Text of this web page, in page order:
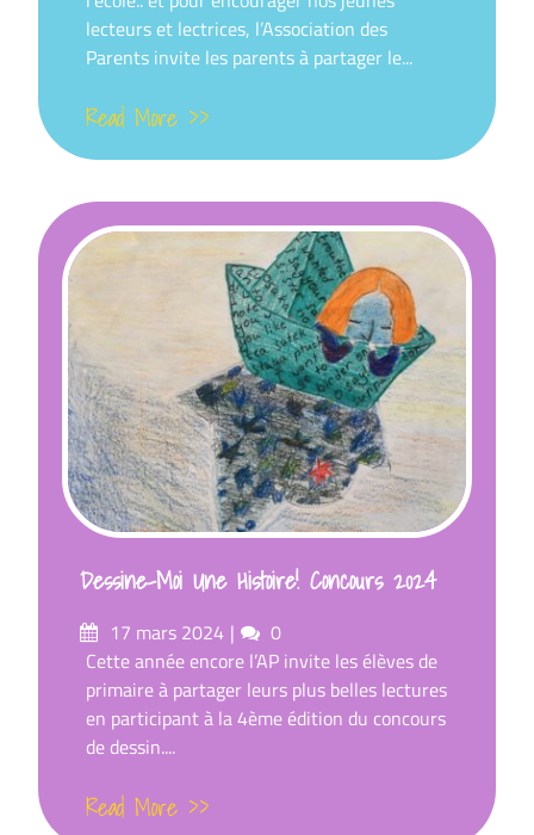
lecteurs et lectrices, l’Association des
Parents invite les parents à partager le...
Read More >>
Dessine-Moi Une Histoire! Concours 2024
Posted
on
17 mars 2024 Comments
0
Cette année encore l’AP invite les élèves de
primaire à partager leurs plus belles lectures
en participant à la 4ème édition du concours
de dessin....
Read More >>